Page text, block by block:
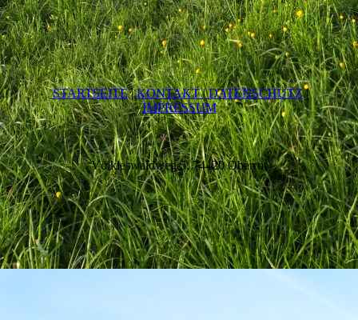
STARTSEITE|KONTAKT|DATEN­SCHUTZ|
IMPRESSUM
Völkleswaldweg 5, 74420 Oberrot